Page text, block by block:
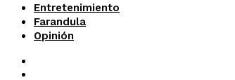
Entretenimiento
Farandula
Opinión